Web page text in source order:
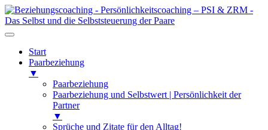
Start
Paarbeziehung
▼
Paarbeziehung
Paarbeziehung und Selbstwert | Persönlichkeit der
Partner
▼
Sprüche und Zitate für den Alltag!